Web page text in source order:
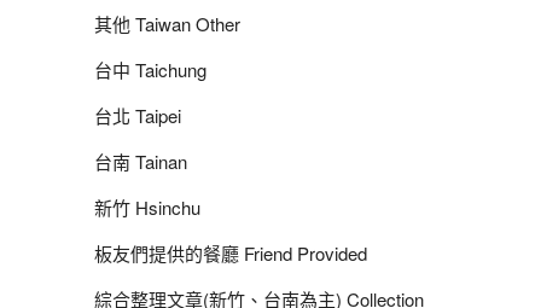
其他 Taiwan Other
台中 Taichung
台北 Taipei
台南 Tainan
新竹 Hsinchu
板友們提供的餐廳 Friend Provided
綜合整理文章(新竹、台南為主) Collection